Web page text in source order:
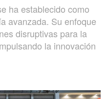
ha establecido como
avanzada. Su enfoque
disruptivas para la
la innovación